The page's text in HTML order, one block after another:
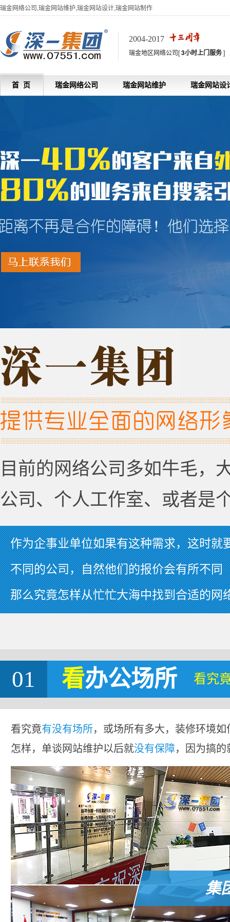
瑞金网络公司,瑞金网站维护,瑞金网站设计,瑞金网站制作
2004-2017
瑞金地区网络公司[3小时上门服务]
首 页 瑞金网络公司 瑞金网站维护 瑞金网站设
目前的网络公司多如牛毛，
公司、个人工作室、或者是
作为企事业单位如果有这种需求，这时就
不同的公司，自然他们的报价会有所不同
那么究竟怎样从忙忙大海中找到合适的网
01 看办公场所 看究
看究竟有没有场所，或场所有多大，装修环境
怎样，单谈网站维护以后就没有保障，因为搞
集